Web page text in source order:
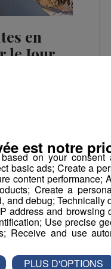
en
le Jour
entre amis, le
de l'année où
à vivre en
à rebours vers
avec un
Pour le Jour
va vou...
Neige
on your consent
basic ads; Create a
content performance;
Create a
and debug; Technically
address and browsing
Use precise
Receive and use
est notre
PLUS D'OPTIONS